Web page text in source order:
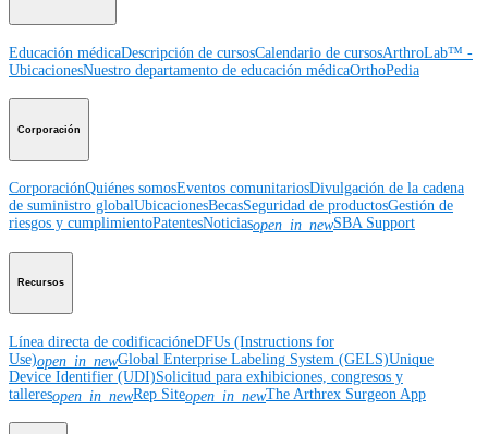
Educación médicaDescripción de cursosCalendario de cursosArthroLab™ -
UbicacionesNuestro departamento de educación médicaOrthoPedia
Corporación
CorporaciónQuiénes somosEventos comunitariosDivulgación de la cadena
de suministro globalUbicacionesBecasSeguridad de productosGestión de
riesgos y cumplimientoPatentesNoticiasopen_in_newSBA Support
Recursos
Línea directa de codificacióneDFUs (Instructions for
Use)open_in_newGlobal Enterprise Labeling System (GELS)Unique
Device Identifier (UDI)Solicitud para exhibiciones, congresos y
talleresopen_in_newRep Siteopen_in_newThe Arthrex Surgeon App